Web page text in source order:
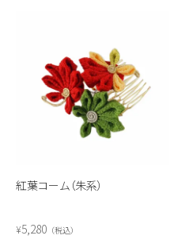
紅葉コーム（朱系）
¥5,280 税込